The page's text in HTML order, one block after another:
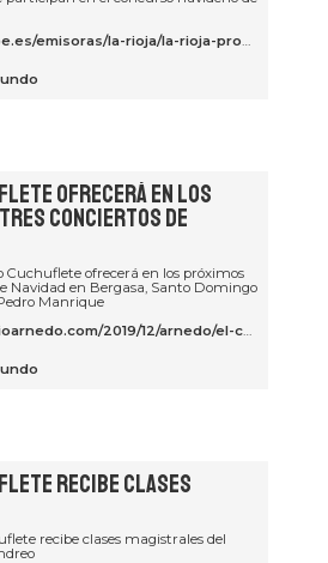
logrono/noticias/navidad-villancico-del-coro-cuchuflete-arnedo-20201215_1047142
ofrecerá en los
tres conciertos de
Cuchuflete ofrecerá en los próximos
Navidad en Bergasa, Santo Domingo
Manrique
conciertos-de-navidad-en-bergasa-santo-domingo-de-la-calzada-y-san-pedro-manrique-y-grabara-un-disco-de-villancicos/
recibe clases
recibe clases magistrales del